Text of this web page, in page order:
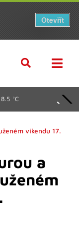
°C
víkendu 17.
a
Otevřít